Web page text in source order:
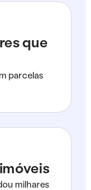
que
parcelas
milhares